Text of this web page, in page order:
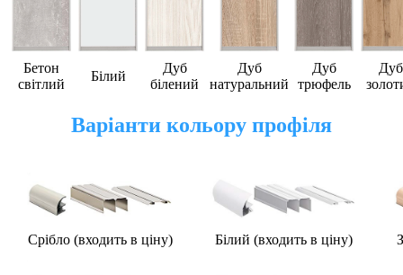
Бетон
світлий
Білий
Дуб
білений
Дуб
натуральний
Дуб
трюфель
Дуб
Варіанти кольору профіля
Срібло (входить в ціну) Білий (входить в ціну)